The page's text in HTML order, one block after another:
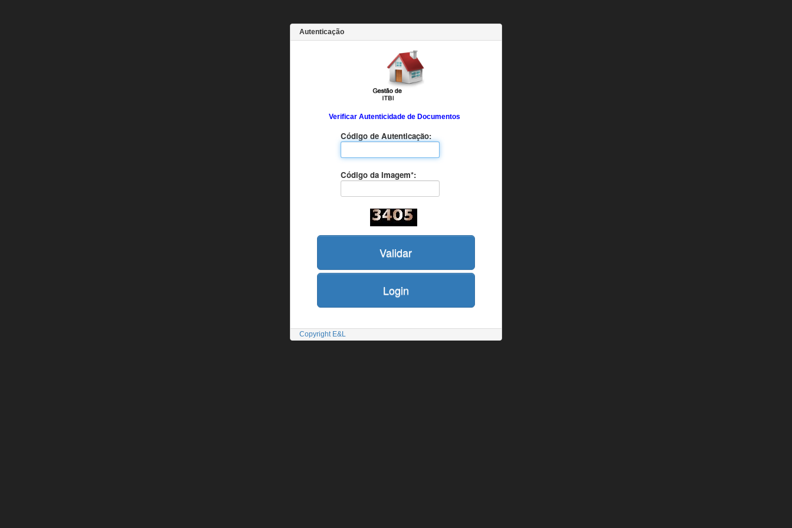
Autenticação
Verificar Autenticidade de Documentos
Código de Autenticação:
Código da Imagem*:
Validar
Login
Copyright E&L